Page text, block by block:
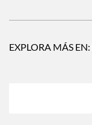
EXPLORA MÁS EN: